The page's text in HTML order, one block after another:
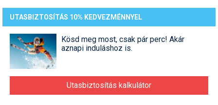
UTASBIZTOSÍTÁS 10% KEDVEZMÉNNYEL
Kösd meg most, csak pár perc! Akár
aznapi induláshoz is.
Utasbiztosítás kalkulátor